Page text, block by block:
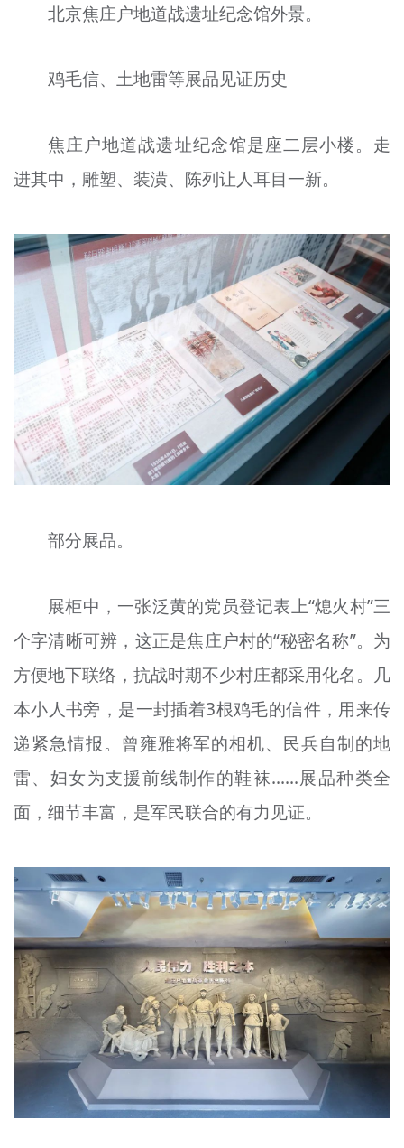
北京焦庄户地道战遗址纪念馆外景。
鸡毛信、土地雷等展品见证历史
焦庄户地道战遗址纪念馆是座二层小楼。走
进其中，雕塑、装潢、陈列让人耳目一新。
部分展品。
展柜中，一张泛黄的党员登记表上“熄火村”三
个字清晰可辨，这正是焦庄户村的“秘密名称”。为
方便地下联络，抗战时期不少村庄都采用化名。几
本小人书旁，是一封插着3根鸡毛的信件，用来传
递紧急情报。曾雍雅将军的相机、民兵自制的地
雷、妇女为支援前线制作的鞋袜……展品种类全
面，细节丰富，是军民联合的有力见证。